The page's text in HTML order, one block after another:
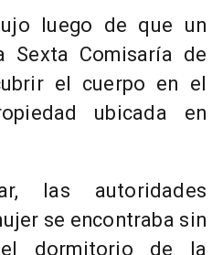
luego de que un
Comisaría de
el cuerpo en el
ubicada en
las autoridades
se encontraba sin
dormitorio de la